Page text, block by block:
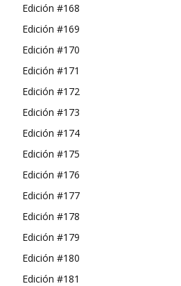
Edición #168
Edición #169
Edición #170
Edición #171
Edición #172
Edición #173
Edición #174
Edición #175
Edición #176
Edición #177
Edición #178
Edición #179
Edición #180
Edición #181